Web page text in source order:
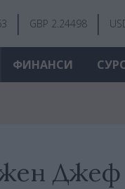
GBP 2.24498
ФИНАНСИ